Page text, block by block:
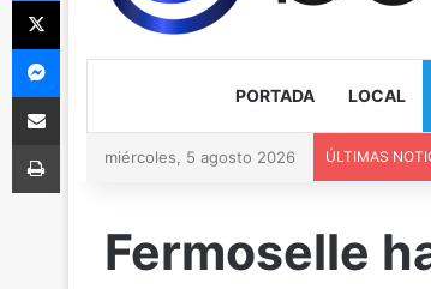
PORTADA LOCAL
miércoles, 5 agosto 2026 ÚLTIMAS
Fermoselle